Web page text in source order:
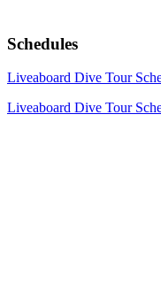
Schedules
Liveaboard Dive Tour
Liveaboard Dive Tour